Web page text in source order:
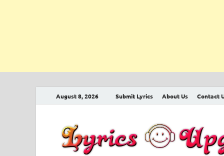
August 8, 2026 Submit Lyrics About Us Contact